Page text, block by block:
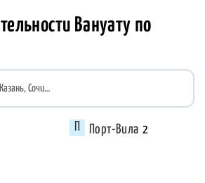
Вануату по
Порт-Вила 2